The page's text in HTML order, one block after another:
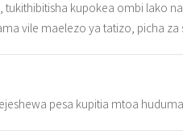
tukithibitisha kupokea ombi lako
vile maelezo ya tatizo, picha za
pesa kupitia mtoa